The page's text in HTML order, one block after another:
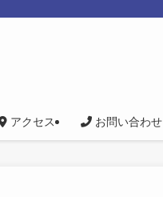
アクセス お問い合わせ